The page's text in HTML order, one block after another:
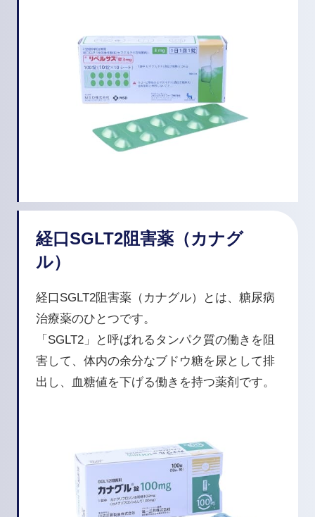
経口SGLT2阻害薬（カナグ
ル）
経口SGLT2阻害薬（カナグル）とは、糖尿病
治療薬のひとつです。
「SGLT2」と呼ばれるタンパク質の働きを阻
害して、体内の余分なブドウ糖を尿として排
出し、血糖値を下げる働きを持つ薬剤です。